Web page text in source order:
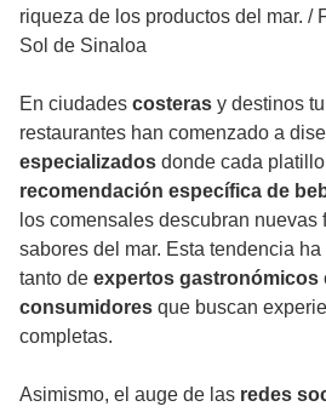
riqueza de los productos del mar. /
Sol de Sinaloa
En ciudades costeras y destinos
restaurantes han comenzado a
especializados donde cada
recomendación específica de
los comensales descubran nuevas
sabores del mar. Esta tendencia
tanto de expertos gastronómicos
consumidores que buscan
completas.
Asimismo, el auge de las redes